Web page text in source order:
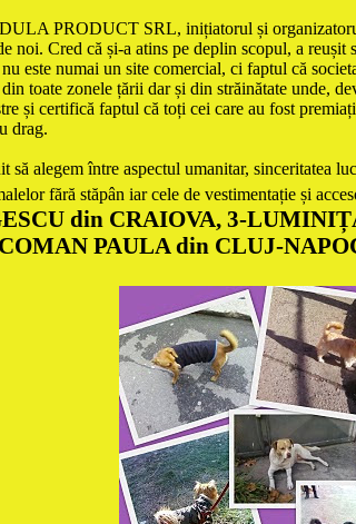
PRODUCT SRL, inițiatorul și
noi. Cred că și-a atins pe deplin scopul, a
nu este numai un site comercial, ci faptul că
toate zonele țării dar și din străinătate unde,
și certifică faptul că toți cei care au fost
drag.
alegem între aspectul umanitar, sinceritatea
fără stăpân iar cele de vestimentație și
din CRAIOVA, 3-
PAULA din CLUJ-